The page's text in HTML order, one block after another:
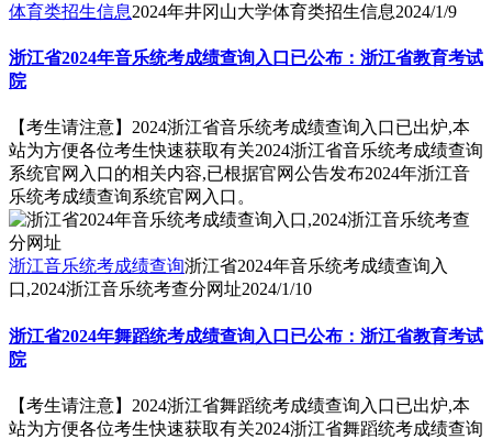
体育类招生信息2024年井冈山大学体育类招生信息2024/1/9
浙江省2024年音乐统考成绩查询入口已公布：浙江省教育考试
院
【考生请注意】2024浙江省音乐统考成绩查询入口已出炉,本
站为方便各位考生快速获取有关2024浙江省音乐统考成绩查询
系统官网入口的相关内容,已根据官网公告发布2024年浙江音
乐统考成绩查询系统官网入口。
浙江音乐统考成绩查询浙江省2024年音乐统考成绩查询入
口,2024浙江音乐统考查分网址2024/1/10
浙江省2024年舞蹈统考成绩查询入口已公布：浙江省教育考试
院
【考生请注意】2024浙江省舞蹈统考成绩查询入口已出炉,本
站为方便各位考生快速获取有关2024浙江省舞蹈统考成绩查询